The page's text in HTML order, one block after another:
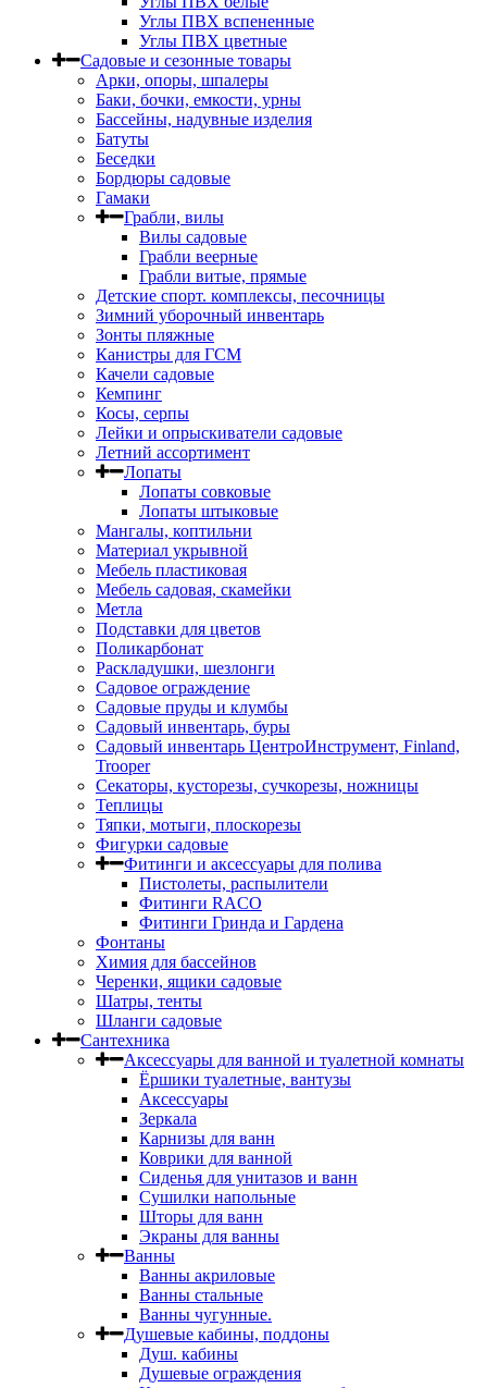
Углы ПВХ вспененные
Углы ПВХ цветные
Садовые и сезонные товары
Арки, опоры, шпалеры
Баки, бочки, емкости, урны
Бассейны, надувные изделия
Батуты
Беседки
Бордюры садовые
Гамаки
Грабли, вилы
Вилы садовые
Грабли веерные
Грабли витые, прямые
Детские спорт. комплексы, песочницы
Зимний уборочный инвентарь
Зонты пляжные
Канистры для ГСМ
Качели садовые
Кемпинг
Косы, серпы
Лейки и опрыскиватели садовые
Летний ассортимент
Лопаты
Лопаты совковые
Лопаты штыковые
Мангалы, коптильни
Материал укрывной
Мебель пластиковая
Мебель садовая, скамейки
Метла
Подставки для цветов
Поликарбонат
Раскладушки, шезлонги
Садовое ограждение
Садовые пруды и клумбы
Садовый инвентарь, буры
Садовый инвентарь ЦентроИнструмент, Finland,
Trooper
Секаторы, кусторезы, сучкорезы, ножницы
Теплицы
Тяпки, мотыги, плоскорезы
Фигурки садовые
Фитинги и аксессуары для полива
Пистолеты, распылители
Фитинги RACO
Фитинги Гринда и Гардена
Фонтаны
Химия для бассейнов
Черенки, ящики садовые
Шатры, тенты
Шланги садовые
Сантехника
Аксессуары для ванной и туалетной комнаты
Ёршики туалетные, вантузы
Аксессуары
Зеркала
Карнизы для ванн
Коврики для ванной
Сиденья для унитазов и ванн
Сушилки напольные
Шторы для ванн
Экраны для ванны
Ванны
Ванны акриловые
Ванны стальные
Ванны чугунные.
Душевые кабины, поддоны
Душ. кабины
Душевые ограждения